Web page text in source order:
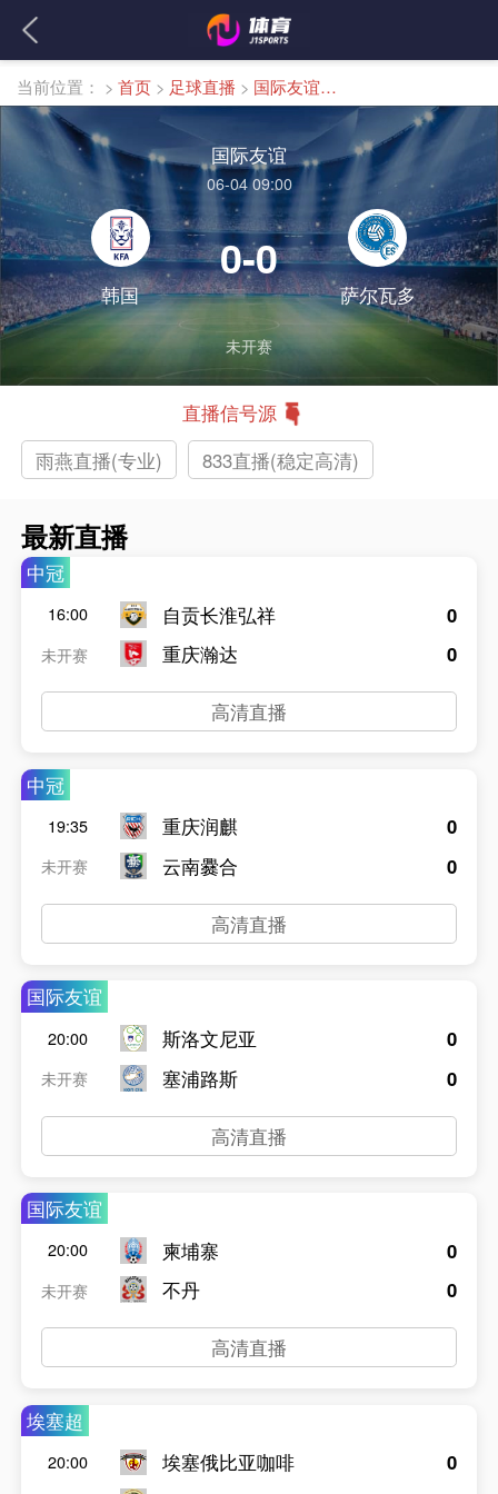
当前位置： > 首页 > 足球直播 > 国际友谊直播
国际友谊
06-04 09:00
韩国
0-0
萨尔瓦多
未开赛
直播信号源
雨燕直播(专业)
833直播(稳定高清)
最新直播
中冠
16:00
未开赛
自贡长淮弘祥
重庆瀚达
0
0
高清直播
中冠
19:35
未开赛
重庆润麒
云南爨合
0
0
高清直播
国际友谊
20:00
未开赛
斯洛文尼亚
塞浦路斯
0
0
高清直播
国际友谊
20:00
未开赛
柬埔寨
不丹
0
0
高清直播
埃塞超
20:00
埃塞俄比亚咖啡
0